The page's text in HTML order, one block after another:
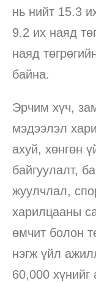
нь нийт 15.3
9.2 их наяд
наяд
байна.
Эрчим хүч,
мэдээлэл
ахуй, хөнгөн
байгуулалт,
жуулчлал,
харилцааны
өмчит болон
нэгж үйл
60,000